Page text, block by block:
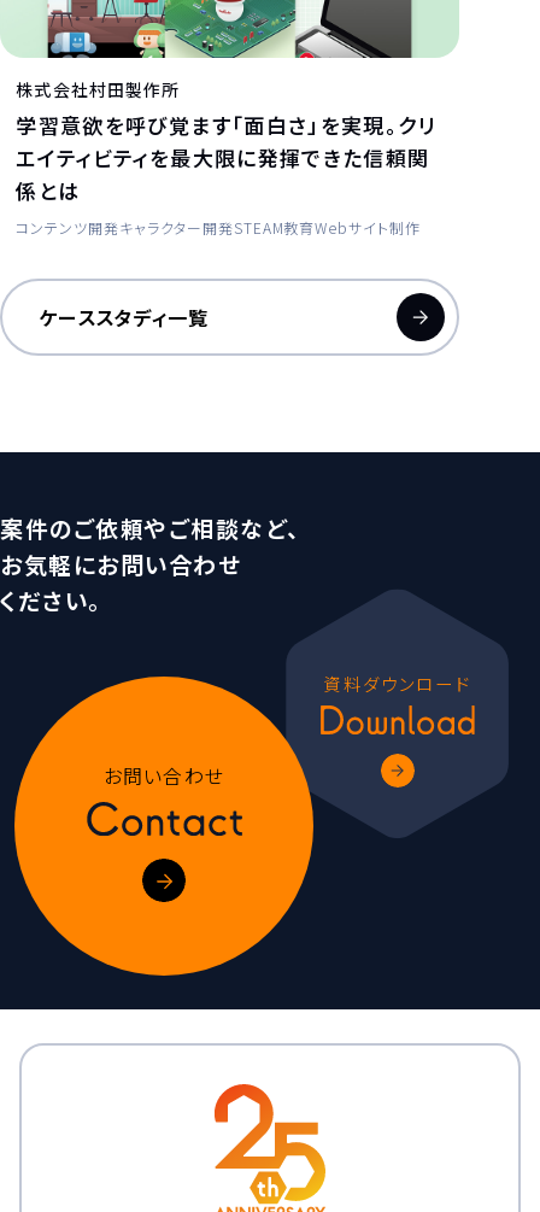
株式会社村田製作所
学習意欲を呼び覚ます「面白さ」を実現。クリ
エイティビティを最大限に発揮できた信頼関
係とは
コンテンツ開発キャラクター開発STEAM教育Webサイト制作
ケーススタディ一覧
案件のご依頼やご相談など、
お気軽にお問い合わせ
ください。
お問い合わせ
資料ダウンロード